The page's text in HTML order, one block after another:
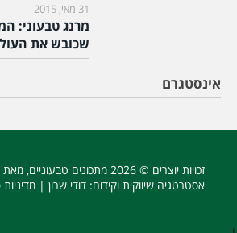
31 מאי, 2015
מרנג טבעוני:
שכובש את
אינסטגרם
זכויות יוצרים © 2026 מתכונים טבעוניים, מאת
אסטרטגיה שיווקית וקידום: דודי שרון |